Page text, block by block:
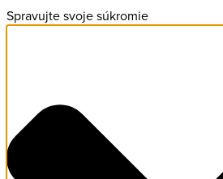
Spravujte svoje súkromie